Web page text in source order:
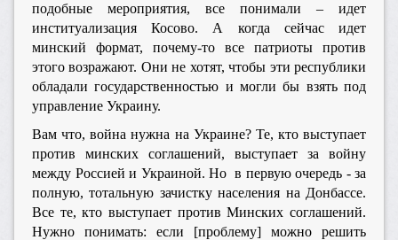
подобные мероприятия, все понимали – идет
институализация Косово. А когда сейчас идет
минский формат, почему-то все патриоты против
этого возражают. Они не хотят, чтобы эти республики
обладали государственностью и могли бы взять под
управление Украину.
Вам что, война нужна на Украине? Те, кто выступает
против минских соглашений, выступает за войну
между Россией и Украиной. Но в первую очередь - за
полную, тотальную зачистку населения на Донбассе.
Все те, кто выступает против Минских соглашений.
Нужно понимать: если [проблему] можно решить